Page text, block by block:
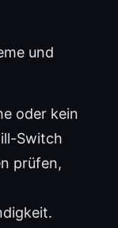
und
oder kein
Switch
prüfen,